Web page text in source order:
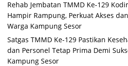
Rehab Jembatan TMMD Ke-129
Hampir Rampung, Perkuat Akses
Warga Kampung Sesor
Satgas TMMD Ke-129 Pastikan
dan Personel Tetap Prima Demi
Kampung Sesor